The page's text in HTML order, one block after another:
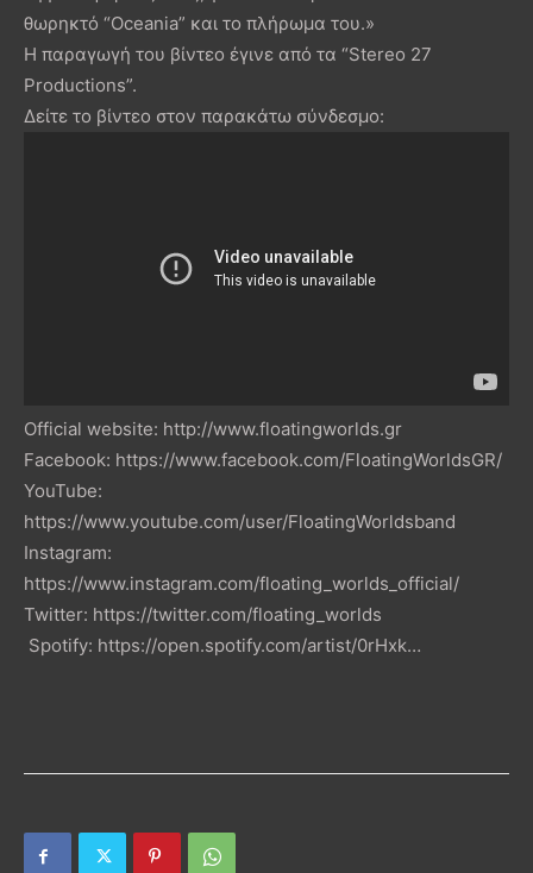
θωρηκτό “Oceania” και το πλήρωμα του.»
Η παραγωγή του βίντεο έγινε από τα “Stereo 27
Productions”.
Δείτε το βίντεο στον παρακάτω σύνδεσμο:
Official website: http://www.floatingworlds.gr
Facebook: https://www.facebook.com/FloatingWorldsGR/
YouTube:
https://www.youtube.com/user/FloatingWorldsband
Instagram:
https://www.instagram.com/floating_worlds_official/
Twitter: https://twitter.com/floating_worlds
Spotify: https://open.spotify.com/artist/0rHxk…